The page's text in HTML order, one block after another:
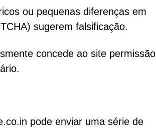
ou pequenas diferenças em
sugerem falsificação.
concede ao site permissão
pode enviar uma série de